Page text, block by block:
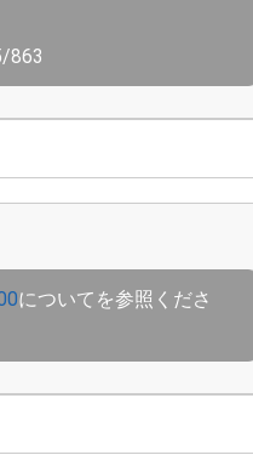
863
についてを参照くださ